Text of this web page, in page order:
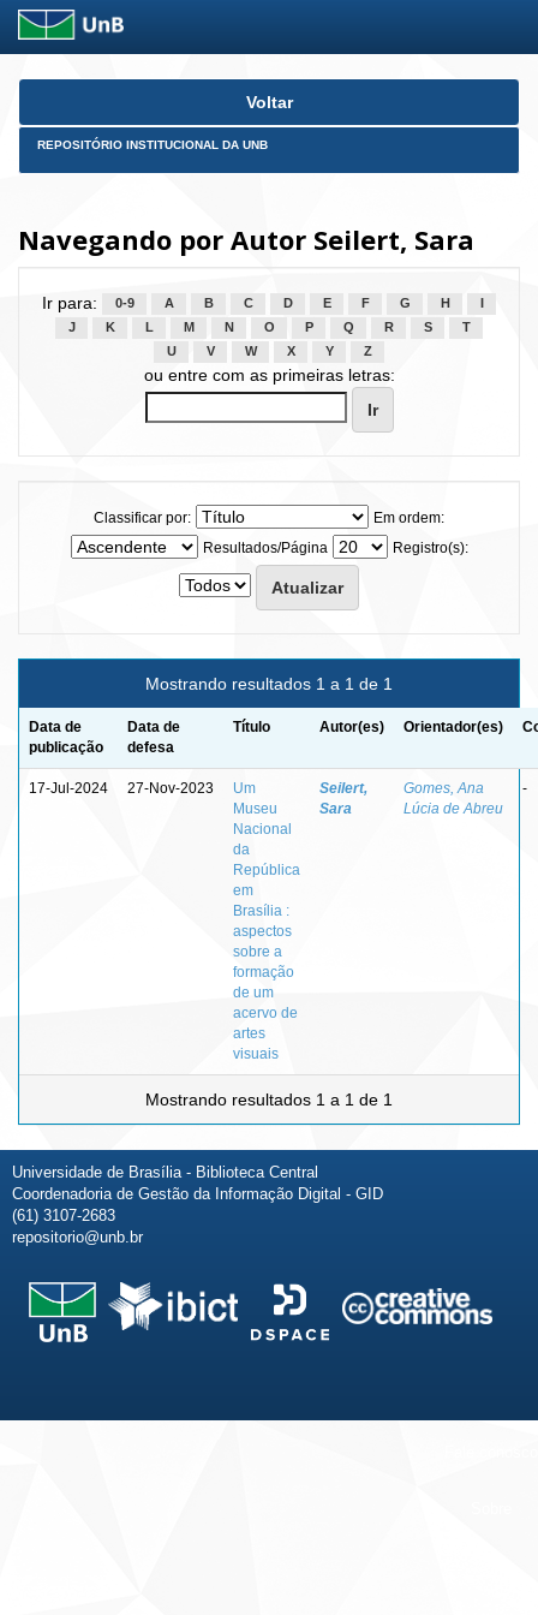
Skip
Voltar
REPOSITÓRIO INSTITUCIONAL DA UNB
Navegando por Autor Seilert, Sara
Ir para: 0-9 A B C D E F G H
J
K L M N O P Q R S
T
U
V W X Y Z
ou entre com as primeiras letras:
Classificar por:
Em ordem:
Resultados/Página
Registro(s):
Mostrando resultados 1 a 1 de 1
Data de
publicação
Data de
defesa
Título Autor(es) Orientador(es)
17-Jul-2024 27-Nov-2023
Um
Museu
Nacional
da
República
em
Brasília :
aspectos
sobre a
formação
de um
acervo de
artes
visuais
Seilert,
Sara
Gomes, Ana
Lúcia de Abreu
-
Mostrando resultados 1 a 1 de 1
Universidade de Brasília - Biblioteca Central
Coordenadoria de Gestão da Informação Digital - GID
(61) 3107-2683
repositorio@unb.br